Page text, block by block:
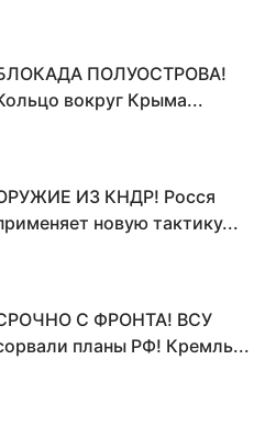
ПОЛУОСТРОВА!
вокруг Крыма...
ИЗ КНДР! Росся
новую тактику...
С ФРОНТА! ВСУ
планы РФ! Кремль...